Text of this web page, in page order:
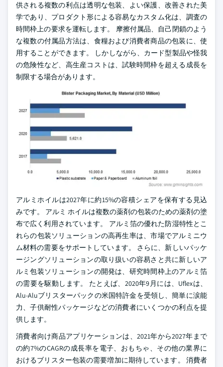
供される複数の利点は透明な包装、よい保護、改善された美
学であり、プロダクト形による容易なカスタム化は、調査の
時間枠上の要求を運転します。 摩擦付属品、自己閉鎖のよう
な複数の付属品方法は、食糧および消費者商品の包装に、使
用することができます。 しかしながら、カード型製品や怪我
の危険性など、高生産コストは、試験時間枠を超える成長を
制限する場合があります。
アルミホイルは2027年に約15%の容積シェアを保有する見込
みです。 アルミ ホイルは複数の薬剤の包装のための薬剤の塗
布で広く利用されています。 アルミ箔の優れた防湿特性とこ
れらの包装ソリューションの高再生率は、市場でアルミニウ
ム材料の需要をサポートしています。 さらに、新しいパッケ
ージングソリューションの取り扱いの容易さと共に新しいア
ルミ包装ソリューションの開発は、研究時間枠上のアルミ箔
の需要を駆動します。 たとえば、2020年9月には、Uflexは、
Alu-Aluブリスターパックの米国特許金を受領し、簡単に涙能
力、子供耐性パッケージなどの消費者にいくつかの利点を提
供します。
消費者向け商品アプリケーションは、2021年から2027年まで
の約7%のCAGRの成長率を電子、おもちゃ、その他の業界に
おけるブリスター包装の需要増加に期待しています。 消費者